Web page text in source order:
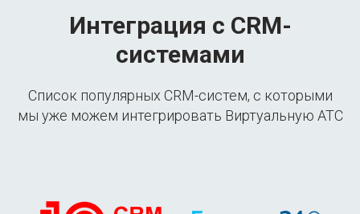
Интеграция с CRM-
системами
Список популярных CRM-систем, с которыми
мы уже можем интегрировать Виртуальную АТС